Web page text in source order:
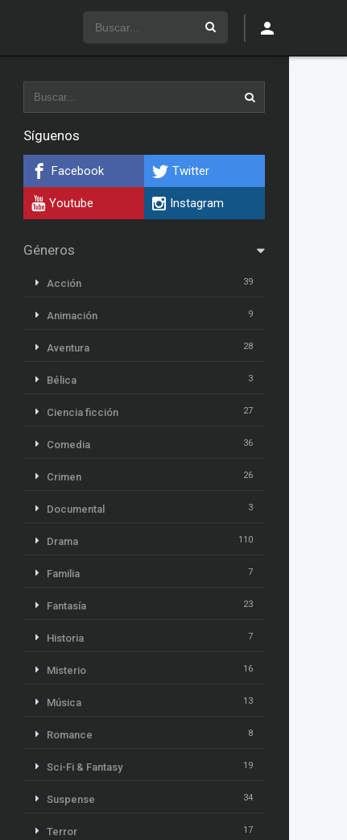
Síguenos
Facebook Twitter
Youtube Instagram
Géneros
Acción 39
Animación 9
Aventura 28
Bélica 3
Ciencia ficción 27
Comedia 36
Crimen 26
Documental 3
Drama 110
Familia 7
Fantasía 23
Historia 7
Misterio 16
Música 13
Romance 8
Sci-Fi & Fantasy 19
Suspense 34
Terror 17